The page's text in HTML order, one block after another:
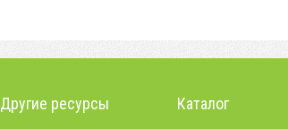
Другие ресурсы Каталог